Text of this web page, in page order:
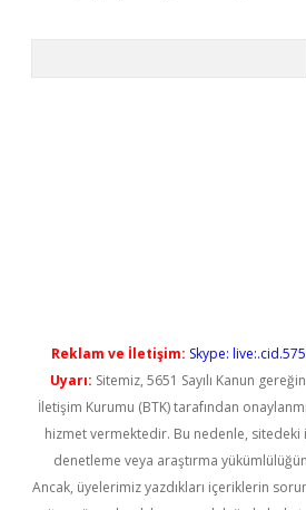
Reklam ve İletişim: Skype:
Uyarı: Sitemiz, 5651 Sayılı Kanun
İletişim Kurumu (BTK) tarafından
hizmet vermektedir. Bu nedenle,
denetleme veya araştırma
Ancak, üyelerimiz yazdıkları içeriklerin